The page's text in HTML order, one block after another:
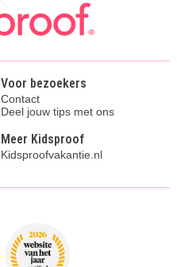
Voor bezoekers
Contact
Deel jouw tips met ons
Meer Kidsproof
Kidsproofvakantie.nl